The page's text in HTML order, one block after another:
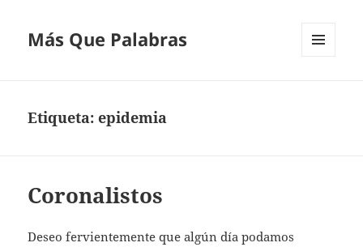
Más Que Palabras
Etiqueta:epidemia
Coronalistos
Deseo fervientemente que algún día podamos